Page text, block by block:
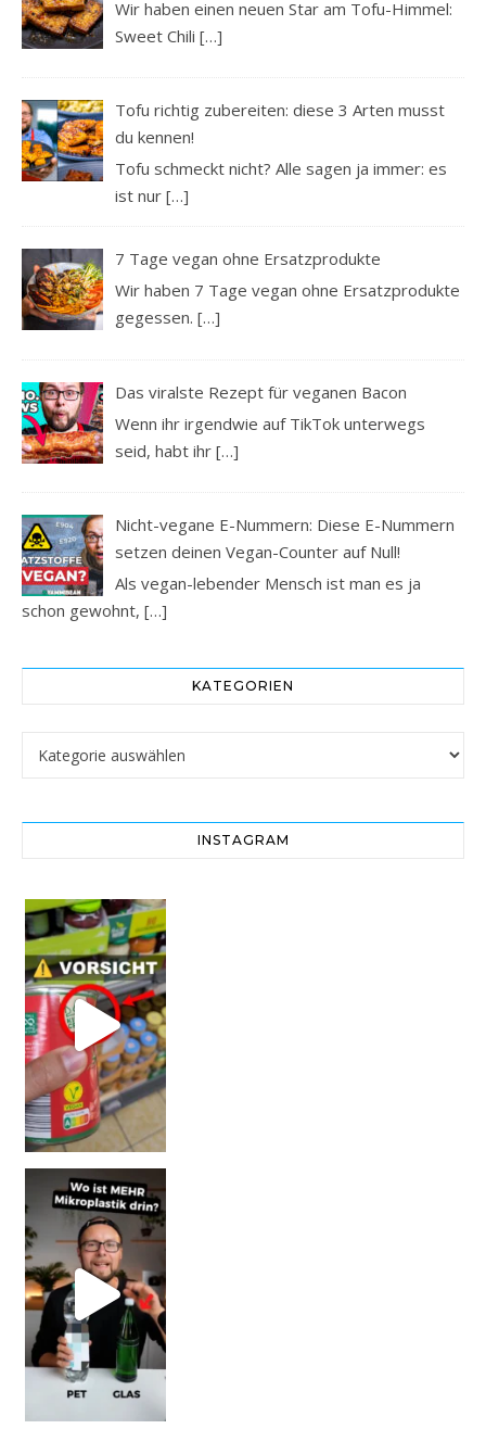
Wir haben einen neuen Star am Tofu-Himmel:
Sweet Chili[…]
Tofu richtig zubereiten: diese 3 Arten musst
du kennen!
Tofu schmeckt nicht? Alle sagen ja immer: es
ist nur[…]
7 Tage vegan ohne Ersatzprodukte
Wir haben 7 Tage vegan ohne Ersatzprodukte
gegessen.[…]
Das viralste Rezept für veganen Bacon
Wenn ihr irgendwie auf TikTok unterwegs
seid, habt ihr[…]
Nicht-vegane E-Nummern: Diese E-Nummern
setzen deinen Vegan-Counter auf Null!
Als vegan-lebender Mensch ist man es ja
schon gewohnt, […]
KATEGORIEN
INSTAGRAM
Vorsicht! Eine Dell
SCHOCK-STUDIE: Mehr Mikroplastik in Glasflaschen